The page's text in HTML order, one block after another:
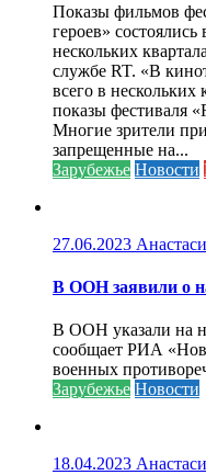
Показы фильмов
героев»
нескольких
службе RT. «В
всего в нескольких
показы фестиваля
Многие зрители
запрещенные на...
Зарубежье Новости
27.06.2023
В ООН заявили о
В ООН указали на
сообщает РИА
военных
Зарубежье Новости
18.04.2023